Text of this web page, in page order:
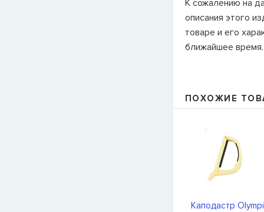
К сожалению на
описания этого
товаре и его
ближайшее время.
ПОХОЖИЕ
Каподастр